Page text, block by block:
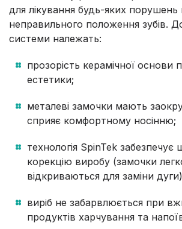
для лікування будь-яких порушень
неправильного положення зубів.
системи належать:
прозорість керамічної основи
естетики;
металеві замочки мають
сприяє комфортному носінню;
технологія SpinTek забезпечує
корекцію виробу (замочки
відкриваються для заміни
виріб не забарвлюється при
продуктів харчування та